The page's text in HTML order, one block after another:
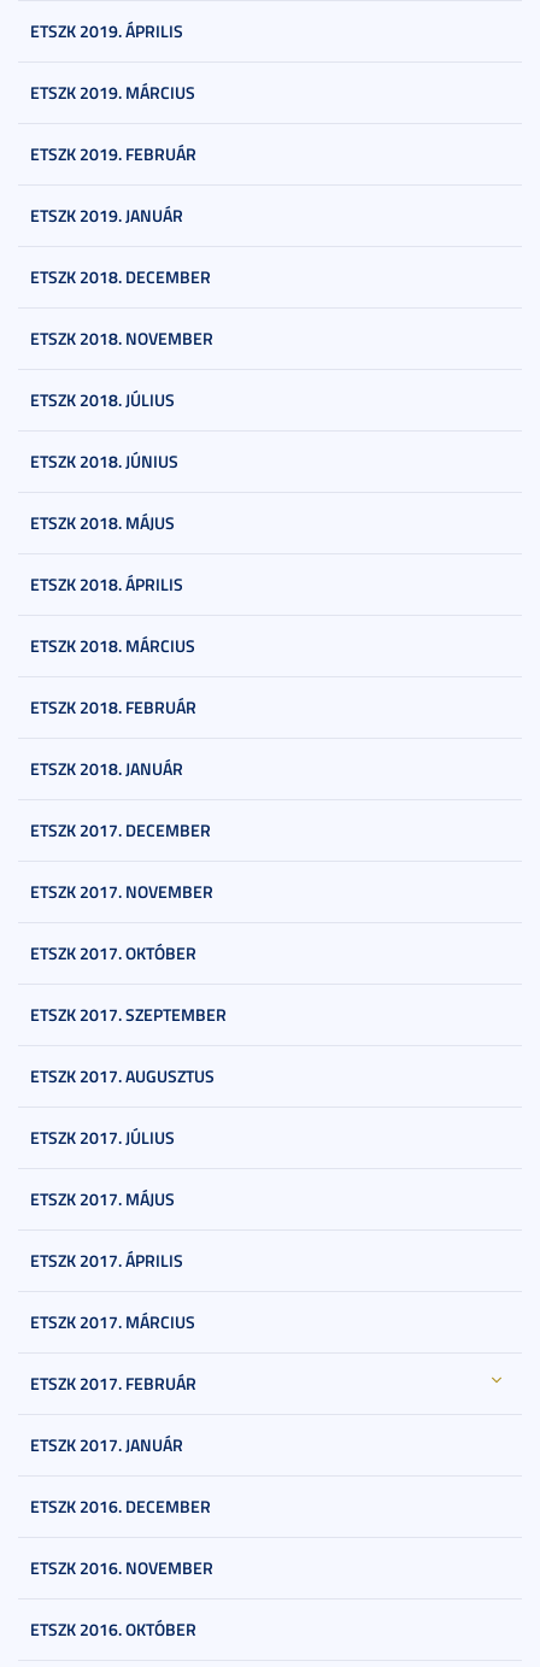
ETSZK 2019. ÁPRILIS
ETSZK 2019. MÁRCIUS
ETSZK 2019. FEBRUÁR
ETSZK 2019. JANUÁR
ETSZK 2018. DECEMBER
ETSZK 2018. NOVEMBER
ETSZK 2018. JÚLIUS
ETSZK 2018. JÚNIUS
ETSZK 2018. MÁJUS
ETSZK 2018. ÁPRILIS
ETSZK 2018. MÁRCIUS
ETSZK 2018. FEBRUÁR
ETSZK 2018. JANUÁR
ETSZK 2017. DECEMBER
ETSZK 2017. NOVEMBER
ETSZK 2017. OKTÓBER
ETSZK 2017. SZEPTEMBER
ETSZK 2017. AUGUSZTUS
ETSZK 2017. JÚLIUS
ETSZK 2017. MÁJUS
ETSZK 2017. ÁPRILIS
ETSZK 2017. MÁRCIUS
ETSZK 2017. FEBRUÁR
ETSZK 2017. JANUÁR
ETSZK 2016. DECEMBER
ETSZK 2016. NOVEMBER
ETSZK 2016. OKTÓBER